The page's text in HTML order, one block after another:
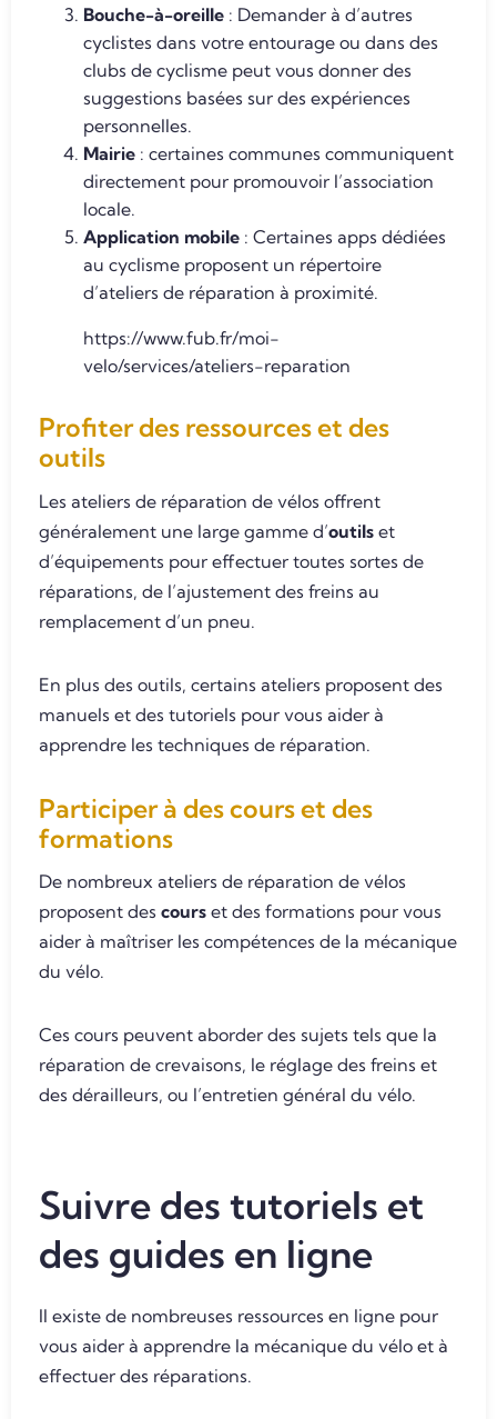
Bouche-à-oreille : Demander à d’autres
cyclistes dans votre entourage ou dans des
clubs de cyclisme peut vous donner des
suggestions basées sur des expériences
personnelles.
Mairie : certaines communes communiquent
directement pour promouvoir l’association
locale.
Application mobile : Certaines apps dédiées
au cyclisme proposent un répertoire
d’ateliers de réparation à proximité.
https://www.fub.fr/moi-
velo/services/ateliers-reparation
Profiter des ressources et des
outils
Les ateliers de réparation de vélos offrent
généralement une large gamme d’outils et
d’équipements pour effectuer toutes sortes de
réparations, de l’ajustement des freins au
remplacement d’un pneu.
En plus des outils, certains ateliers proposent des
manuels et des tutoriels pour vous aider à
apprendre les techniques de réparation.
Participer à des cours et des
formations
De nombreux ateliers de réparation de vélos
proposent des cours et des formations pour vous
aider à maîtriser les compétences de la mécanique
du vélo.
Ces cours peuvent aborder des sujets tels que la
réparation de crevaisons, le réglage des freins et
des dérailleurs, ou l’entretien général du vélo.
Suivre des tutoriels et
des guides en ligne
Il existe de nombreuses ressources en ligne pour
vous aider à apprendre la mécanique du vélo et à
effectuer des réparations.